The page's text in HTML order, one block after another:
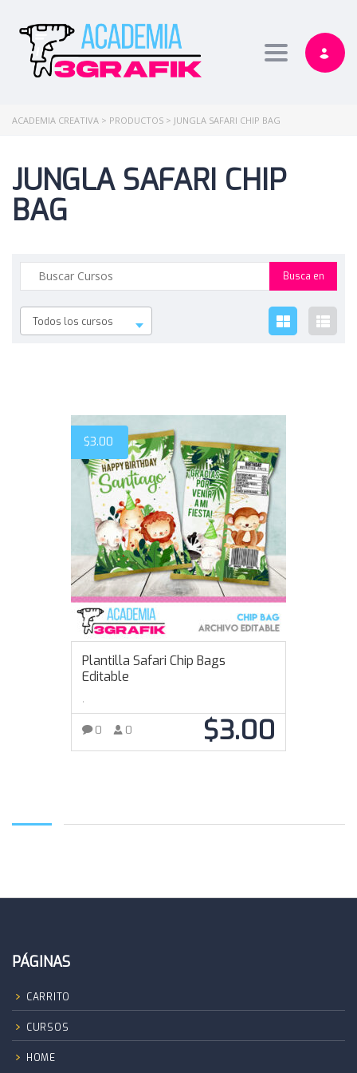
Toggle
ACADEMIA CREATIVA > PRODUCTOS > JUNGLA SAFARI CHIP BAG
JUNGLA SAFARI CHIP
BAG
Todos los cursos
$3.00
Plantilla Safari Chip Bags
Editable
,
0 0 $3.00
PÁGINAS
CARRITO
CURSOS
HOME